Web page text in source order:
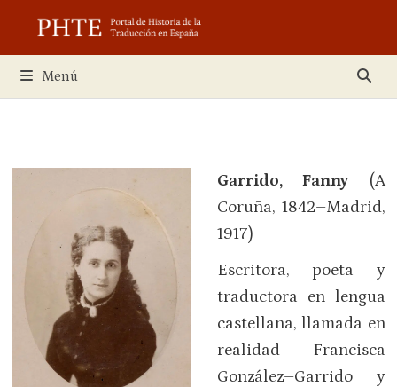
contenido
Menú
Garrido, Fanny (A
Coruña, 1842–Madrid,
1917)
Escritora, poeta y
traductora en lengua
castellana, llamada en
realidad Francisca
González–Garrido y